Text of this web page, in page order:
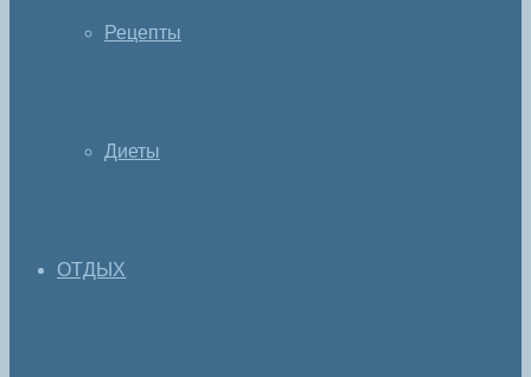
Рецепты
Диеты
ОТДЫХ